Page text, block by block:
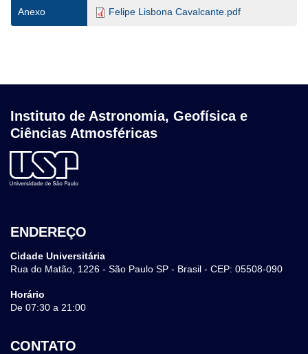
Anexo Felipe Lisbona Cavalcante.pdf
Instituto de Astronomia, Geofísica e
Ciências Atmosféricas
ENDEREÇO
Cidade Universitária
Rua do Matão, 1226 - São Paulo SP - Brasil - CEP: 05508-090
Horário
De 07:30 a 21:00
CONTATO